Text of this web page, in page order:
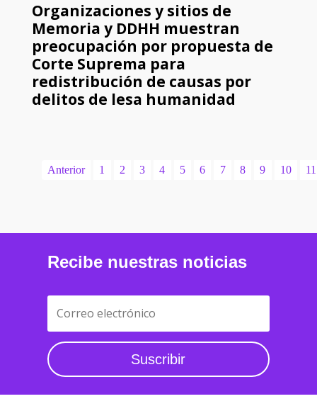
Organizaciones y sitios de
Memoria y DDHH muestran
preocupación por propuesta de
Corte Suprema para
redistribución de causas por
delitos de lesa humanidad
Anterior 1 2 3 4 5 6 7 8 9 10 11
Recibe nuestras noticias
Suscribir